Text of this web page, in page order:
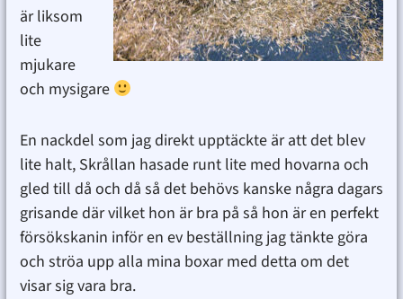
är liksom
lite
mjukare
och mysigare
En nackdel som jag direkt upptäckte är att det blev
lite halt, Skrållan hasade runt lite med hovarna och
gled till då och då så det behövs kanske några dagars
grisande där vilket hon är bra på så hon är en perfekt
försökskanin inför en ev beställning jag tänkte göra
och ströa upp alla mina boxar med detta om det
visar sig vara bra.